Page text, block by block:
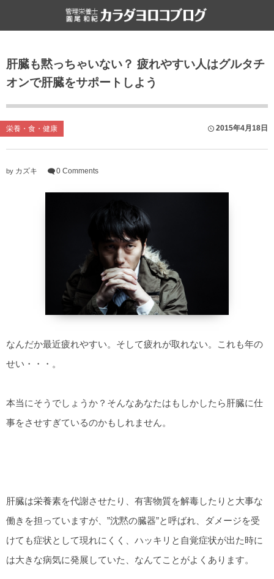
肝臓も黙っちゃいない？ 疲れやすい人はグルタチ
オンで肝臓をサポートしよう
栄養・食・健康 2015年4月18日
by カズキ 0 Comments
なんだか最近疲れやすい。そして疲れが取れない。これも年の
せい・・・。
本当にそうでしょうか？そんなあなたはもしかしたら肝臓に仕
事をさせすぎているのかもしれません。
肝臓は栄養素を代謝させたり、有害物質を解毒したりと大事な
働きを担っていますが、”沈黙の臓器”と呼ばれ、ダメージを受
けても症状として現れにくく、ハッキリと自覚症状が出た時に
は大きな病気に発展していた、なんてことがよくあります。
栄養・食・健康
食文化
ライフハック